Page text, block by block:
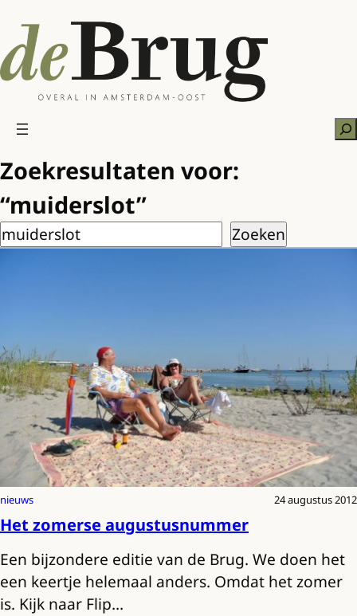
naar
de
inhoud
Zoekresultaten voor:
“muiderslot”
Zoeken Zoeken
nieuws 24 augustus 2012
Het zomerse augustusnummer
Een bijzondere editie van de Brug. We doen het
een keertje helemaal anders. Omdat het zomer
is. Kijk naar Flip…